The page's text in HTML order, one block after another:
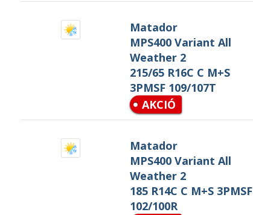
Matador
MPS400 Variant All
Weather 2
215/65 R16C C M+S
3PMSF 109/107T
AKCIÓ
Matador
MPS400 Variant All
Weather 2
185 R14C C M+S 3PMSF
102/100R